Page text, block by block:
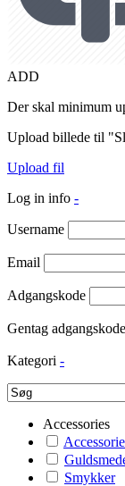
ADD
Der skal minimum
Upload billede til
Upload fil
Log in info -
Username
Email
Adgangskode
Gentag adgangskode
Kategori -
Accessories
Smykker